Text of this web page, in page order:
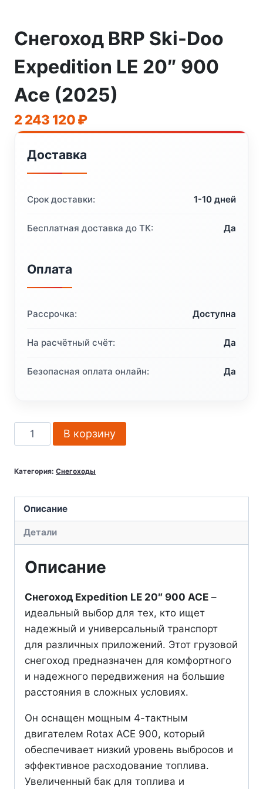
Снегоход BRP Ski-Doo
Expedition LE 20″ 900
Ace (2025)
2 243 120₽
Доставка
Срок доставки: 1-10 дней
Бесплатная доставка до ТК: Да
Оплата
Рассрочка: Доступна
На расчётный счёт: Да
Безопасная оплата онлайн: Да
Количество
товара
BRP
Doo
Expedition
LE
900
(2025)
В корзину
Категория: Снегоходы
Описание
Детали
Описание
Снегоход Expedition LE 20″ 900 ACE –
идеальный выбор для тех, кто ищет
надежный и универсальный транспорт
для различных приложений. Этот грузовой
снегоход предназначен для комфортного
и надежного передвижения на большие
расстояния в сложных условиях.
Он оснащен мощным 4-тактным
двигателем Rotax ACE 900, который
обеспечивает низкий уровень выбросов и
эффективное расходование топлива.
Увеличенный бак для топлива и